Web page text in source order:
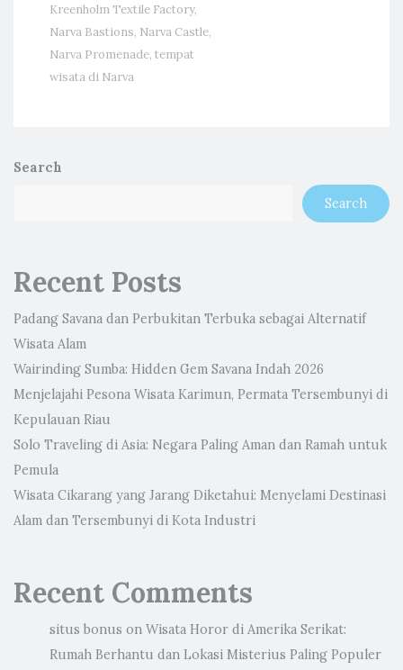
Kreenholm Textile Factory,
Narva Bastions, Narva Castle,
Narva Promenade, tempat
wisata di Narva
Search
Search
Recent Posts
Padang Savana dan Perbukitan Terbuka sebagai Alternatif
Wisata Alam
Wairinding Sumba: Hidden Gem Savana Indah 2026
Menjelajahi Pesona Wisata Karimun, Permata Tersembunyi di
Kepulauan Riau
Solo Traveling di Asia: Negara Paling Aman dan Ramah untuk
Pemula
Wisata Cikarang yang Jarang Diketahui: Menyelami Destinasi
Alam dan Tersembunyi di Kota Industri
Recent Comments
situs bonus on Wisata Horor di Amerika Serikat:
Rumah Berhantu dan Lokasi Misterius Paling Populer